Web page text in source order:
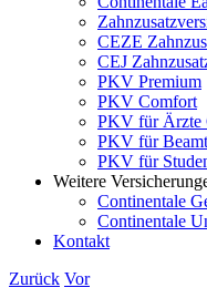
CEZE
CEJ
PKV Premium
PKV Comfort
PKV für Ärzte
PKV für
PKV für
Weitere
Continentale
Continentale
Kontakt
Zurück Vor